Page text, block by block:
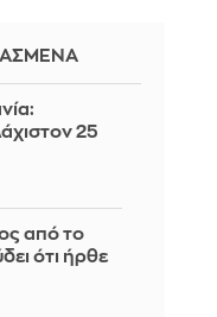
25
από το
ότι ήρθε